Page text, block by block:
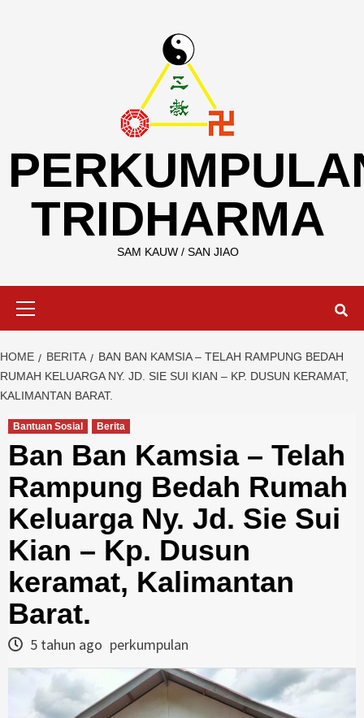
TRIDHARMA
SAM KAUW / SAN JIAO
HOME BERITA
BAN BAN KAMSIA – TELAH RAMPUNG BEDAH
RUMAH KELUARGA NY. JD. SIE SUI KIAN – KP. DUSUN KERAMAT,
KALIMANTAN BARAT.
Bantuan Sosial Berita
Ban Ban Kamsia – Telah
Rampung Bedah Rumah
Keluarga Ny. Jd. Sie Sui
Kian – Kp. Dusun
keramat, Kalimantan
Barat.
5 tahun ago perkumpulan